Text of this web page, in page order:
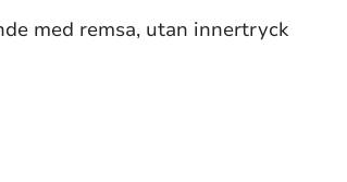
med remsa, utan innertryck